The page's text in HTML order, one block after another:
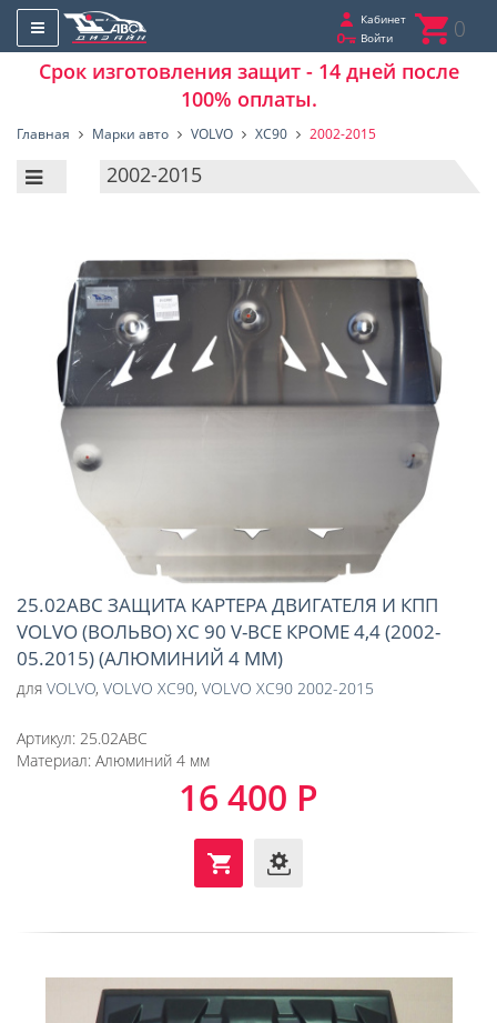
Кабинет
Войти
0
Срок изготовления защит - 14 дней после
100% оплаты.
Главная Марки авто VOLVO XC90 2002-2015
2002-2015
25.02ABC ЗАЩИТА КАРТЕРА ДВИГАТЕЛЯ И КПП
VOLVO (ВОЛЬВО) ХС 90 V-ВСЕ КРОМЕ 4,4 (2002-
05.2015) (АЛЮМИНИЙ 4 ММ)
для VOLVO, VOLVO XC90, VOLVO XC90 2002-2015
Артикул: 25.02ABC
Материал: Алюминий 4 мм
16 400 Р